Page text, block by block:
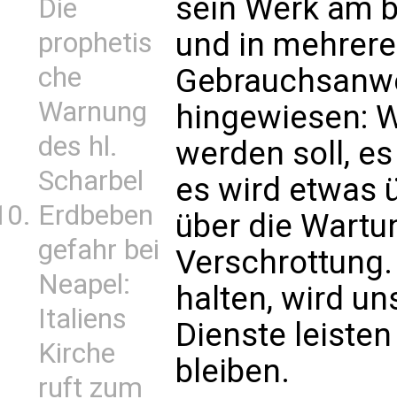
Die
prophetis
che
Warnung
des hl.
Scharbel
Erdbeben
gefahr bei
Neapel:
Italiens
Kirche
ruft zum
sein Werk am
und in
hingewiesen:
werden soll,
es wird etwas
über die
halten, wird
Dienste
bleiben.